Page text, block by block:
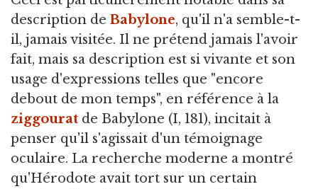
description de Babylone, qu'il n'a semble-t-
il, jamais visitée. Il ne prétend jamais l'avoir
fait, mais sa description est si vivante et son
usage d'expressions telles que "encore
debout de mon temps", en référence à la
ziggourat de Babylone (I, 181), incitait à
penser qu'il s'agissait d'un témoignage
oculaire. La recherche moderne a montré
qu'Hérodote avait tort sur un certain